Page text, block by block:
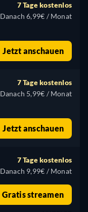
7 Tage kostenlos
Danach 6,99€ / Monat
Jetzt anschauen
7 Tage kostenlos
Danach 5,99€ / Monat
Jetzt anschauen
7 Tage kostenlos
Danach 9,99€ / Monat
Gratis streamen